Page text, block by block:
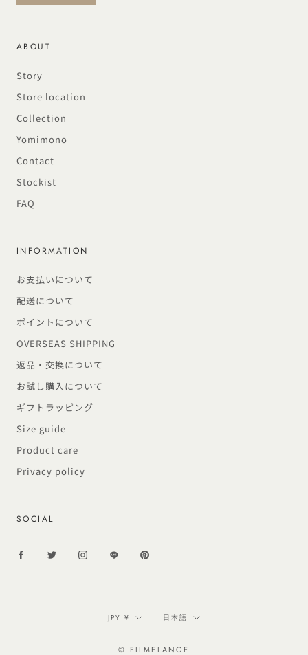
ABOUT
Story
Store location
Collection
Yomimono
Contact
Stockist
FAQ
INFORMATION
お支払いについて
配送について
ポイントについて
OVERSEAS SHIPPING
返品・交換について
お試し購入について
ギフトラッピング
Size guide
Product care
Privacy policy
SOCIAL
通
JPY ¥
言
日本語
© FILMELANGE